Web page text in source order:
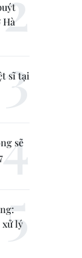
sĩ tại
sẽ
xử lý